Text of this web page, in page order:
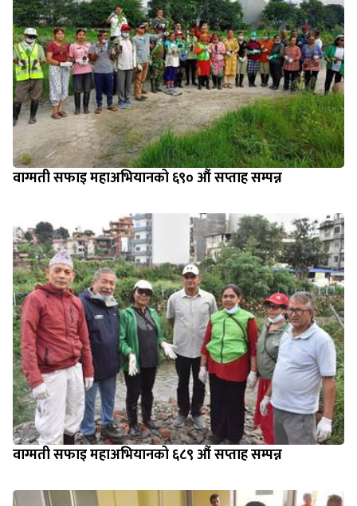
वाग्मती सफाइ महाअभियानको ६९० औं सप्ताह सम्पन्न
वाग्मती सफाइ महाअभियानको ६८९ औं सप्ताह सम्पन्न